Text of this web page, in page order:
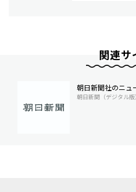
関連サ
朝日新聞社のニュ
朝日新聞（デジタル版）